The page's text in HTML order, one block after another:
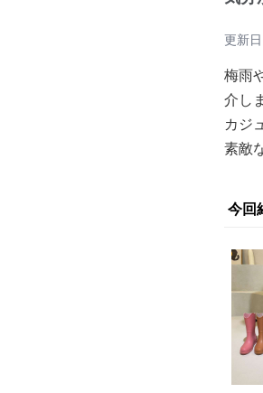
更新日
梅雨
介し
カジ
素敵
今回